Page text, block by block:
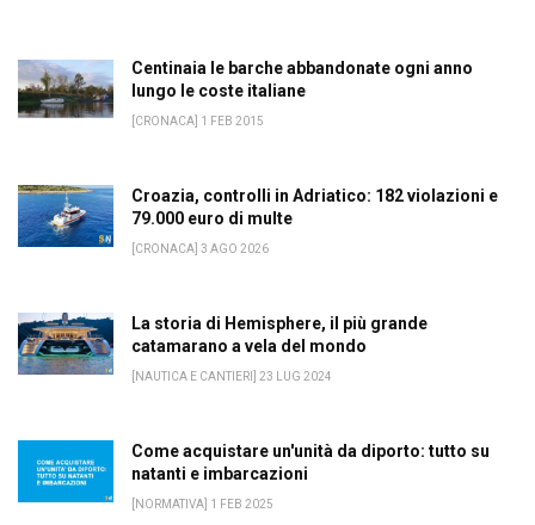
Centinaia le barche abbandonate ogni anno
lungo le coste italiane
[CRONACA] 1 FEB 2015
Croazia, controlli in Adriatico: 182 violazioni e
79.000 euro di multe
[CRONACA] 3 AGO 2026
La storia di Hemisphere, il più grande
catamarano a vela del mondo
[NAUTICA E CANTIERI] 23 LUG 2024
Come acquistare un'unità da diporto: tutto su
natanti e imbarcazioni
[NORMATIVA] 1 FEB 2025